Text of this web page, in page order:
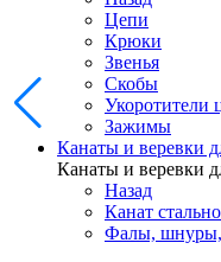
Цепи
Крюки
Звенья
Скобы
Укоротители
Зажимы
Канаты и веревки
Канаты и веревки
Назад
Канат
Фалы, шнуры,